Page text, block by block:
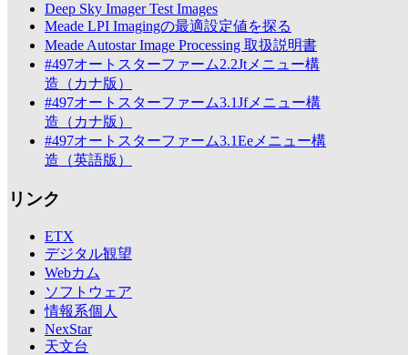
Deep Sky Imager Test Images
Meade LPI Imagingの最適設定値を探る
Meade Autostar Image Processing 取扱説明書
#497オートスターファーム2.2Jtメニュー構
造（カナ版）
#497オートスターファーム3.1Jfメニュー構
造（カナ版）
#497オートスターファーム3.1Eeメニュー構
造（英語版）
リンク
ETX
デジタル観望
Webカム
ソフトウェア
情報系個人
NexStar
天文台